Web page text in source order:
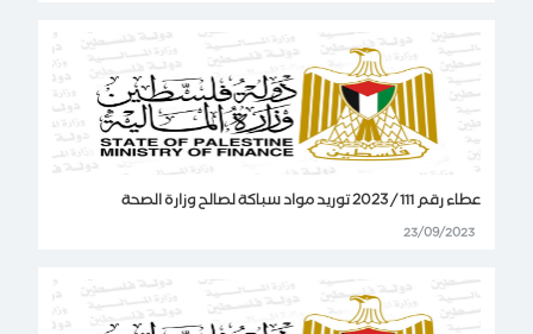
عطاء رقم 111 / 2023 توريد مواد سباكة لصالح وزارة الصحة
23/09/2023